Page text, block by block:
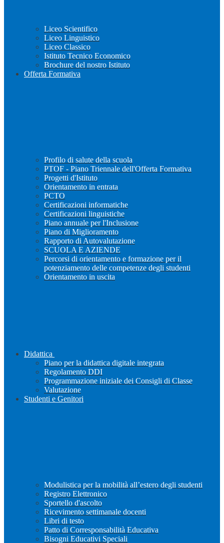
Liceo Scientifico
Liceo Linguistico
Liceo Classico
Istituto Tecnico Economico
Brochure del nostro Istituto
Offerta Formativa
Profilo di salute della scuola
PTOF - Piano Triennale dell'Offerta Formativa
Progetti d'Istituto
Orientamento in entrata
PCTO
Certificazioni informatiche
Certificazioni linguistiche
Piano annuale per l'Inclusione
Piano di Miglioramento
Rapporto di Autovalutazione
SCUOLA E AZIENDE
Percorsi di orientamento e formazione per il
potenziamento delle competenze degli studenti
Orientamento in uscita
Didattica
Piano per la didattica digitale integrata
Regolamento DDI
Programmazione iniziale dei Consigli di Classe
Valutazione
Studenti e Genitori
Modulistica per la mobilità all’estero degli studenti
Registro Elettronico
Sportello d'ascolto
Ricevimento settimanale docenti
Libri di testo
Patto di Corresponsabilità Educativa
Bisogni Educativi Speciali